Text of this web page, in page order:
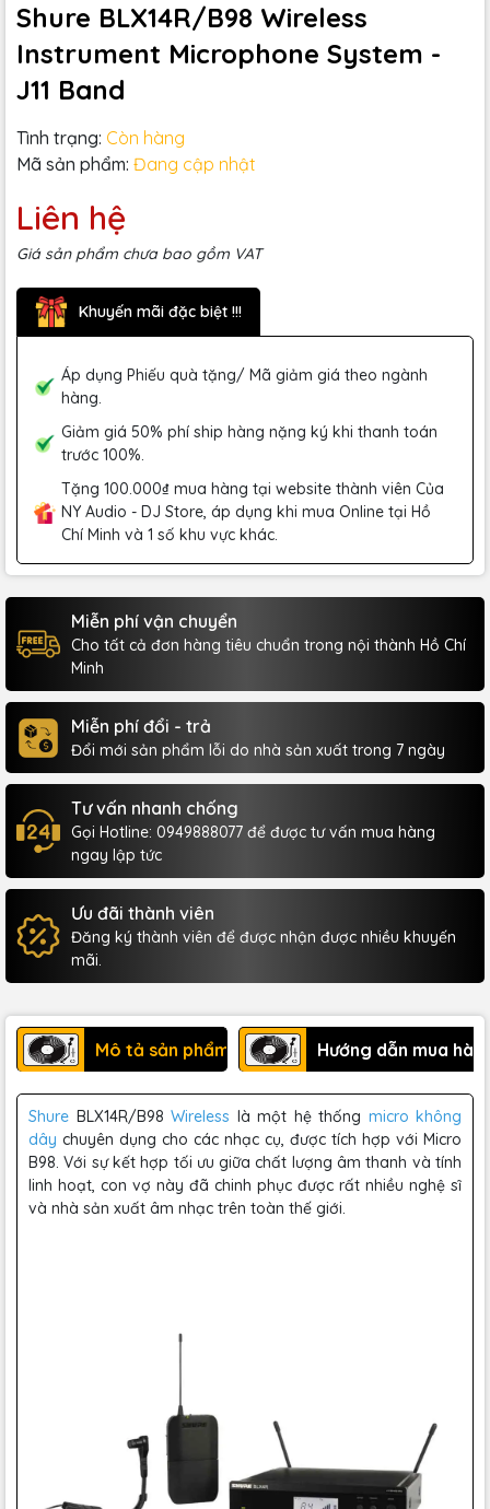
Shure BLX14R/B98 Wireless
Instrument Microphone System -
J11 Band
Tình trạng: Còn hàng
Mã sản phẩm: Đang cập nhật
Liên hệ
Giá sản phẩm chưa bao gồm VAT
Khuyến mãi đặc biệt !!!
Áp dụng Phiếu quà tặng/ Mã giảm giá theo ngành
hàng.
Giảm giá 50% phí ship hàng nặng ký khi thanh toán
trước 100%.
Tặng 100.000₫ mua hàng tại website thành viên Của
NY Audio - DJ Store, áp dụng khi mua Online tại Hồ
Chí Minh và 1 số khu vực khác.
Miễn phí vận chuyển
Cho tất cả đơn hàng tiêu chuẩn trong nội thành Hồ Chí
Minh
Miễn phí đổi - trả
Đổi mới sản phẩm lỗi do nhà sản xuất trong 7 ngày
Tư vấn nhanh chống
Gọi Hotline: 0949888077 để được tư vấn mua hàng
ngay lập tức
Ưu đãi thành viên
Đăng ký thành viên để được nhận được nhiều khuyến
mãi.
Mô tả sản phẩm Hướng dẫn mua
Shure BLX14R/B98 Wireless là một hệ thống micro không
dây chuyên dụng cho các nhạc cụ, được tích hợp với Micro
B98. Với sự kết hợp tối ưu giữa chất lượng âm thanh và tính
linh hoạt, con vợ này đã chinh phục được rất nhiều nghệ sĩ
và nhà sản xuất âm nhạc trên toàn thế giới.